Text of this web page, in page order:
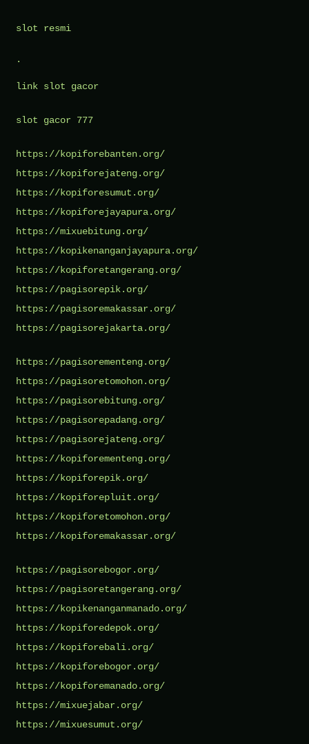
slot resmi
.
link slot gacor
slot gacor 777
https://kopiforebanten.org/
https://kopiforejateng.org/
https://kopiforesumut.org/
https://kopiforejayapura.org/
https://mixuebitung.org/
https://kopikenanganjayapura.org/
https://kopiforetangerang.org/
https://pagisorepik.org/
https://pagisoremakassar.org/
https://pagisorejakarta.org/
https://pagisorementeng.org/
https://pagisoretomohon.org/
https://pagisorebitung.org/
https://pagisorepadang.org/
https://pagisorejateng.org/
https://kopiforementeng.org/
https://kopiforepik.org/
https://kopiforepluit.org/
https://kopiforetomohon.org/
https://kopiforemakassar.org/
https://pagisorebogor.org/
https://pagisoretangerang.org/
https://kopikenanganmanado.org/
https://kopiforedepok.org/
https://kopiforebali.org/
https://kopiforebogor.org/
https://kopiforemanado.org/
https://mixuejabar.org/
https://mixuesumut.org/